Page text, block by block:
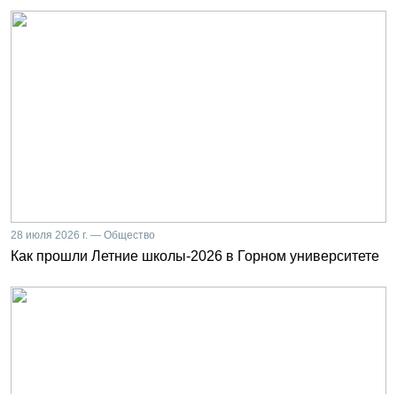
28 июля 2026 г. — Общество
Как прошли Летние школы-2026 в Горном университете